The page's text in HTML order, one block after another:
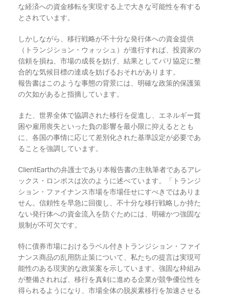
な経済への資金移転を実現する上で大きな可能性を有する
とされています。
しかしながら、移行戦略が不十分な発行体への資金提供
（トランジション・ウォッシュ）が進行すれば、投資家の
信頼を損ね、市場の成長を妨げ、結果としてパリ協定に整
合的な気候目標の達成を妨げるおそれがあります。
報告書はこのような事態の背景には、明確な政策的保護策
の欠如があると指摘しています。
また、世界全体で協調された移行を促進し、エネルギー貧
困や雇用喪失といった負の影響を最小限に抑えるととも
に、各国の事情に応じて差別化された基準設定が必要であ
ることを強調しています。
ClientEarthの弁護士であり本報告書の主執筆者であるアレ
ックス・ロンボスは次のように述べています。「トランジ
ション・ファイナンス市場を市場任せにすべきではありま
せん。信頼性を早急に回復し、不十分な移行戦略しか持た
ない発行体への資金流入を防ぐためには、明確かつ強固な
規制が不可欠です。
特に債券市場におけるラベル付きトランジション・ファイ
ナンス商品の乱用防止策について、私たちの提言は実現可
能性のある現実的な政策案を示しています。強固な枠組み
が整備されれば、移行を真剣に進める企業が競争優位性を
得られるようになり、市場全体の脱炭素移行を加速させる